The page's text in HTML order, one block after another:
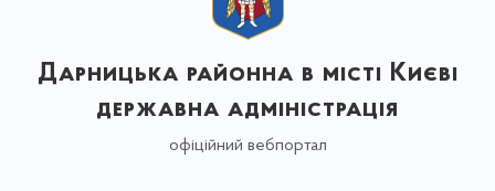
Дарницька районна в місті Києві
державна адміністрація
офіційний вебпортал